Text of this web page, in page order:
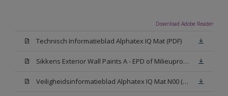
Download Adobe Reader
Technisch Informatieblad Alphatex IQ Mat (PDF)
Sikkens Exterior Wall Paints A - EPD of Milieuproductverklaring
Veiligheidsinformatieblad Alphatex IQ Mat N00 (MSDS)